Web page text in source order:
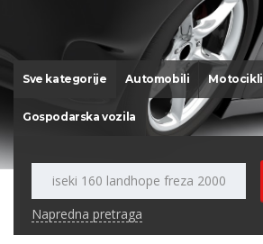
Sve kategorije Automobili Motocikli
Gospodarska vozila
Napredna pretraga